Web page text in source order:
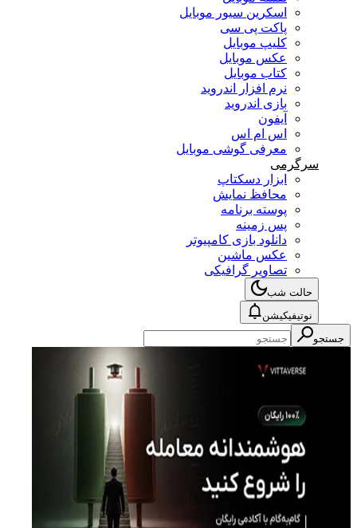
اسکرین سیور موبایل
پاکت پی سی
کلیپ موبایل
عکس موبایل
کتاب موبایل
نرم افزار اندروید
بازی اندروید
آیفون
اس ام اس
معرفی گوشی موبایل
سرگرمی
ابزار دسکتاپ
محافظ نمایش
پوسته برنامه
پس زمینه
دانلود بازی کامپیوتر
عکس ماشین
تصاویر گرافیکی
حالت شب
نوتیفیکیشن
جستجو